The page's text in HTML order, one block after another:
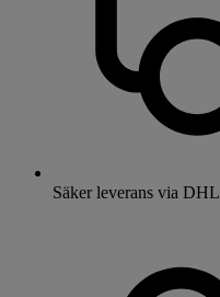
Säker leverans via DHL